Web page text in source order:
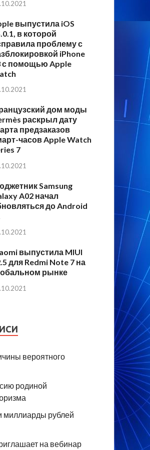
выпустила iOS
в которой
проблему с
iPhone
с помощью Apple
дом моды
раскрыл дату
предзаказов
часов Apple Watch
7
Samsung
A02 начал
до Android
выпустила MIUI
для Redmi Note 7 на
рынке
вероятного
родиной
миллиарды рублей
на вебинар